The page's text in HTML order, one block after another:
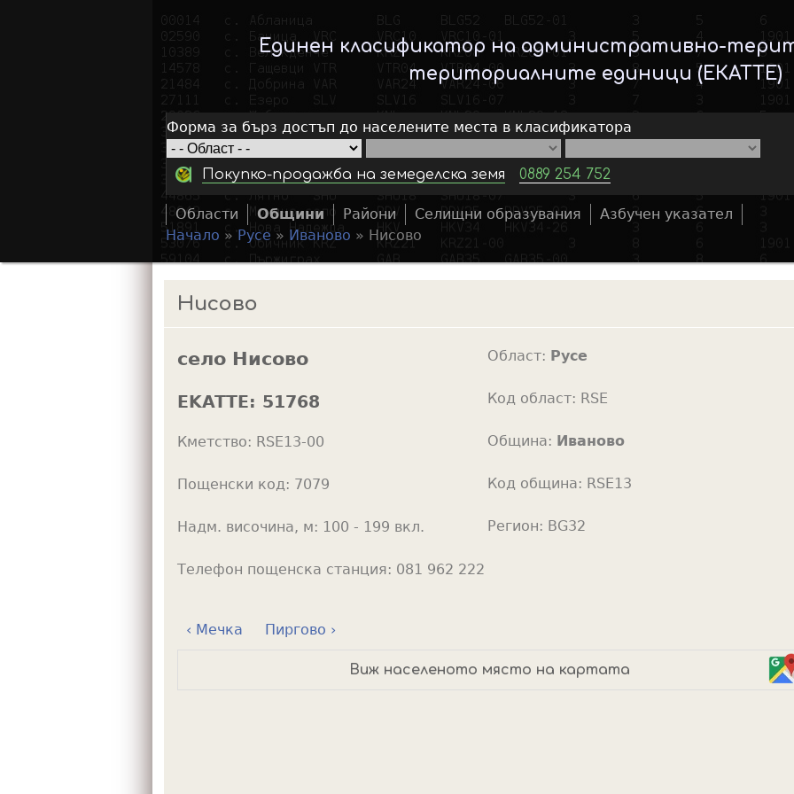
Skip
to
main
Единен класификатор на административно-
териториалните единици (ЕКАТТЕ)
Форма за бърз достъп до населените места в класификатора
Покупко-продажба на земеделска земя 0889 254 752
a
c
Области Общини Райони Селищни образувания Азбучен указател
o
Начало »Русе » Иваново » Нисово
Нисово
село Нисово
EKATTE: 51768
Кметство: RSE13-00
Пощенски код: 7079
Надм. височина, м: 100 - 199 вкл.
Област: Русе
Код област: RSE
Община: Иваново
Код община: RSE13
Регион: BG32
Телефон пощенска станция: 081 962 222
‹ Мечка Пиргово ›
Виж населеното място на картата